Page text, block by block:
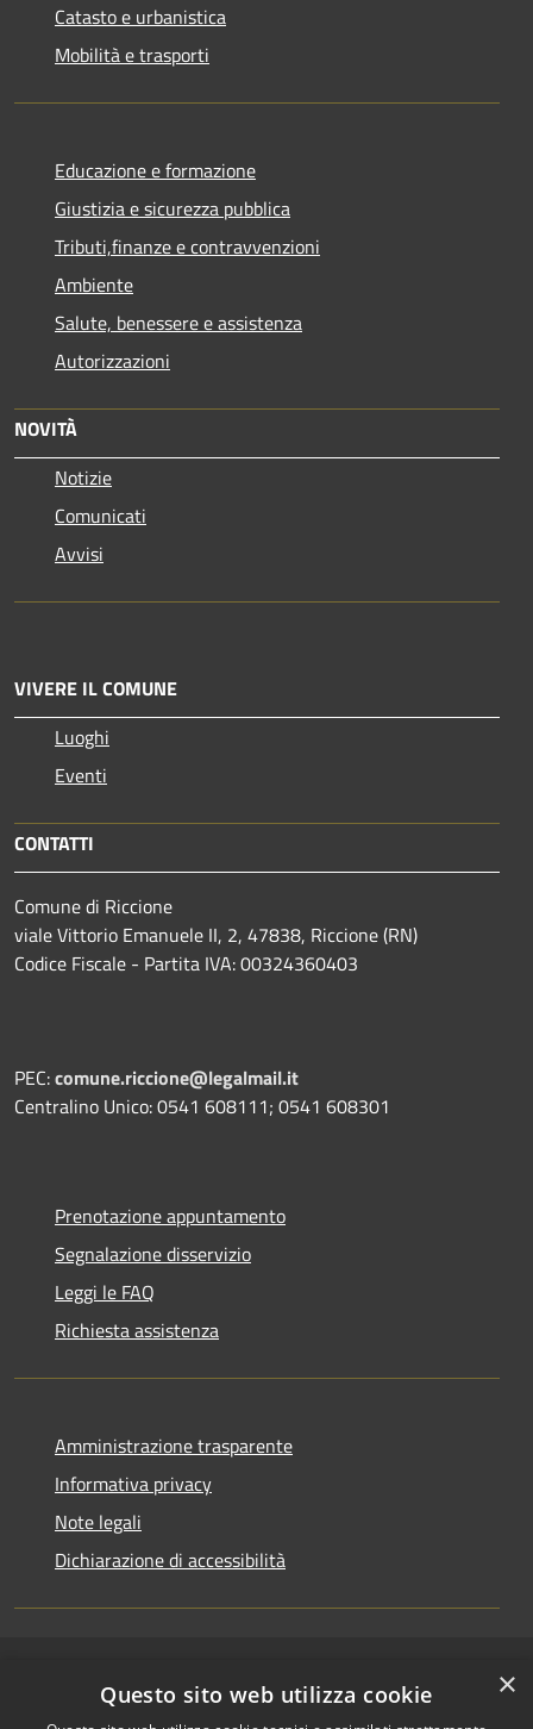
Catasto e urbanistica
Mobilità e trasporti
Educazione e formazione
Giustizia e sicurezza pubblica
Tributi,finanze e contravvenzioni
Ambiente
Salute, benessere e assistenza
Autorizzazioni
NOVITÀ
Notizie
Comunicati
Avvisi
VIVERE IL COMUNE
Luoghi
Eventi
CONTATTI
Comune di Riccione
viale Vittorio Emanuele II, 2, 47838, Riccione (RN)
Codice Fiscale - Partita IVA: 00324360403
PEC:comune.riccione@legalmail.it
Centralino Unico: 0541 608111; 0541 608301
Prenotazione appuntamento
Segnalazione disservizio
Leggi le FAQ
Richiesta assistenza
Amministrazione trasparente
Informativa privacy
Note legali
Dichiarazione di accessibilità
Accessibilità
Copyright © 2026 • Comune di
Riccione • Powered by
×
Questo sito web utilizza cookie